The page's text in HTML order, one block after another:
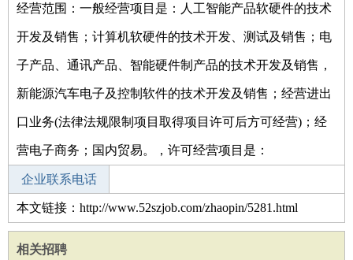
经营范围：一般经营项目是：人工智能产品软硬件的技术
开发及销售；计算机软硬件的技术开发、测试及销售；电
子产品、通讯产品、智能硬件制产品的技术开发及销售，
新能源汽车电子及控制软件的技术开发及销售；经营进出
口业务(法律法规限制项目取得项目许可后方可经营)；经
营电子商务；国内贸易。，许可经营项目是：
企业联系电话
本文链接：http://www.52szjob.com/zhaopin/5281.html
相关招聘